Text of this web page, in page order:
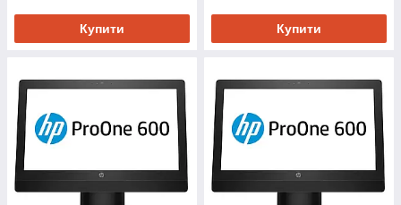
Купити Купити